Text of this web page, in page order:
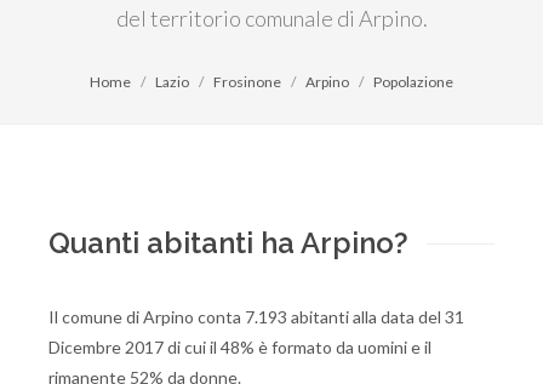
del territorio comunale di Arpino.
Home Lazio Frosinone Arpino Popolazione
Quanti abitanti ha Arpino?
Il comune di Arpino conta 7.193 abitanti alla data del 31
Dicembre 2017 di cui il 48% è formato da uomini e il
rimanente 52% da donne.